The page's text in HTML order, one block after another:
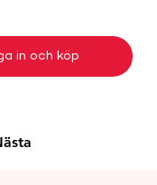
in och köp